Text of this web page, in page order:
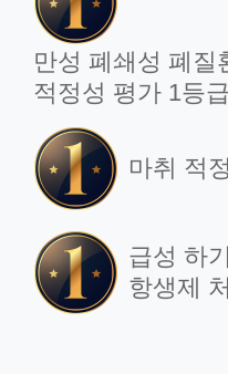
만성 폐쇄성 폐질
적정성 평가 1등급
마취 적
급성 하
항생제